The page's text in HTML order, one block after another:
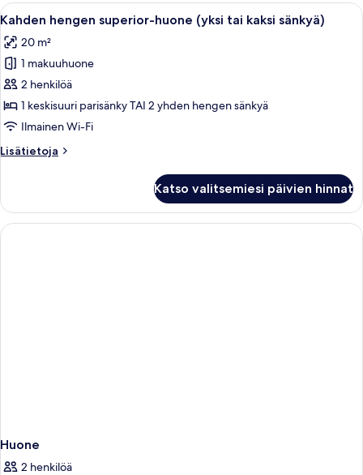
Avaa
kaikki
huonetyypin
Kahden
hengen
superior-
huone
tai
kuvat
Hotellihuone, jossa on suuri sänky,
5
Kahden hengen superior-huone (yksi tai kaksi sänkyä)
20 m²
1 makuuhuone
2 henkilöä
1 keskisuuri parisänky TAI 2 yhden hengen sänkyä
Ilmainen Wi-Fi
Lisätietoja
Lisätietoja
superior-
huone
(yksi
Katso valitsemiesi päivien hinnat
Huone
2 henkilöä